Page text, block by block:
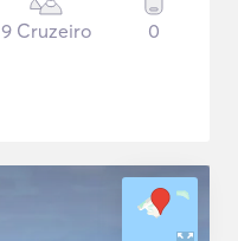
9 Cruzeiro 0